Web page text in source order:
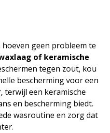
geen probleem te
of keramische
tegen zout, kou
bescherming voor een
terwijl een keramische
en bescherming biedt.
wasroutine en zorg dat